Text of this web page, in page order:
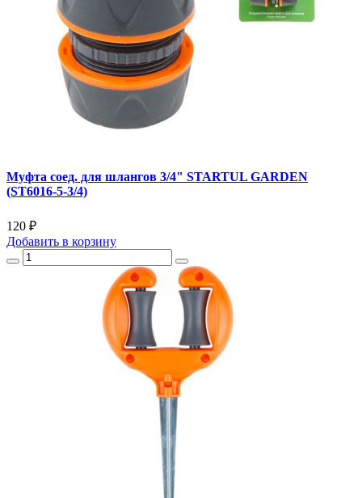
Муфта соед. для шлангов 3/4" STARTUL GARDEN
(ST6016-5-3/4)
120 ₽
Добавить в корзину